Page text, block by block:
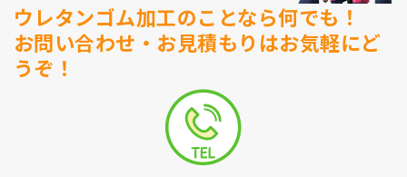
ウレタンゴム加工のことなら何でも！
お問い合わせ・お見積もりはお気軽にど
うぞ！